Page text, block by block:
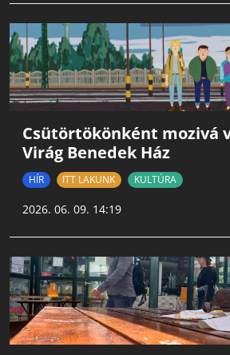
Csütörtökönként mozivá
Virág Benedek Ház
HÍR ITT LAKUNK KULTÚRA
2026. 06. 09. 14:19